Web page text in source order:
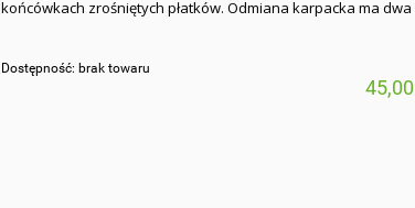
końcówkach zrośniętych płatków. Odmiana karpacka ma dwa
Dostępność: brak towaru
45,00